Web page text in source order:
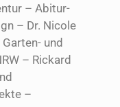
– Abitur-
– Dr. Nicole
und
– Rickard
–